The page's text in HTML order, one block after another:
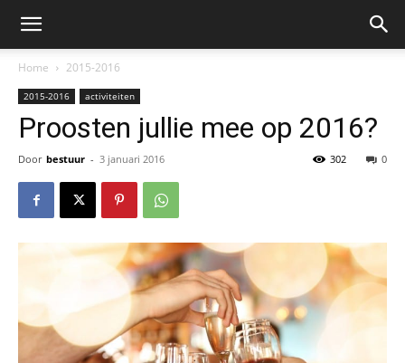
Home 2015-2016
2015-2016 activiteiten
Proosten jullie mee op 2016?
Door bestuur - 3 januari 2016 0
302